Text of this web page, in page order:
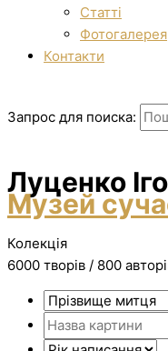
Статті
Фотогалерея
Контакти
Запрос для поиска:
Луценко
Музей
Колекція
6000 творiв / 800